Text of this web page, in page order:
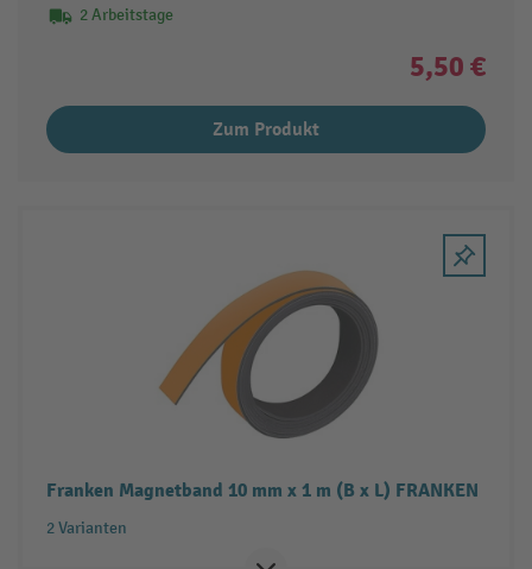
2 Arbeitstage
5,50 €
Zum Produkt
Franken Magnetband 10 mm x 1 m (B x L) FRANKEN
2 Varianten